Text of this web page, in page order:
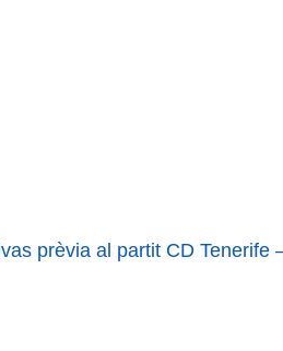
prèvia al partit CD Tenerife